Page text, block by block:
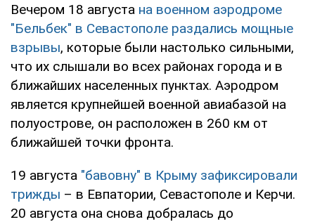
Вечером 18 августа на военном аэродроме
"Бельбек" в Севастополе раздались мощные
взрывы, которые были настолько сильными,
что их слышали во всех районах города и в
ближайших населенных пунктах. Аэродром
является крупнейшей военной авиабазой на
полуострове, он расположен в 260 км от
ближайшей точки фронта.
19 августа "бавовну" в Крыму зафиксировали
трижды – в Евпатории, Севастополе и Керчи.
20 августа она снова добралась до